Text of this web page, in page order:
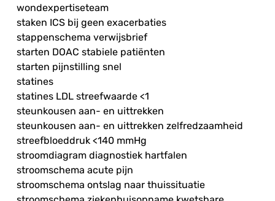
wondexpertiseteam
staken ICS bij geen exacerbaties
stappenschema verwijsbrief
starten DOAC stabiele patiënten
starten pijnstilling snel
statines
statines LDL streefwaarde <1
steunkousen aan- en uittrekken
steunkousen aan- en uittrekken zelfredzaamheid
streefbloeddruk <140 mmHg
stroomdiagram diagnostiek hartfalen
stroomschema acute pijn
stroomschema ontslag naar thuissituatie